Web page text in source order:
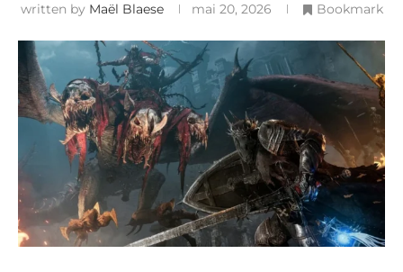
written by Maël Blaese mai 20, 2026 Bookmark